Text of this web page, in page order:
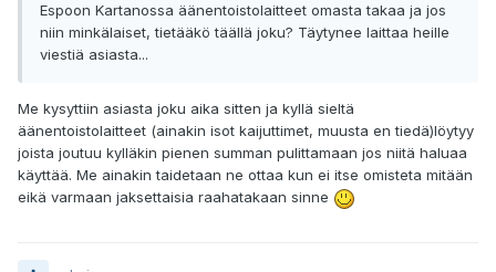
Espoon Kartanossa äänentoistolaitteet omasta takaa ja jos
niin minkälaiset, tietääkö täällä joku? Täytynee laittaa heille
viestiä asiasta...
Me kysyttiin asiasta joku aika sitten ja kyllä sieltä
äänentoistolaitteet (ainakin isot kaijuttimet, muusta en tiedä)löytyy
joista joutuu kylläkin pienen summan pulittamaan jos niitä haluaa
käyttää. Me ainakin taidetaan ne ottaa kun ei itse omisteta mitään
eikä varmaan jaksettaisia raahatakaan sinne